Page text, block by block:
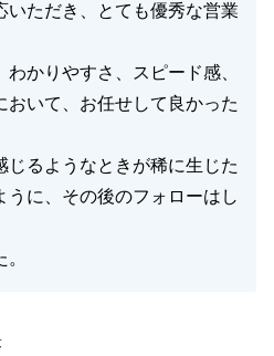
いただき、とても優秀な営業
かりやすさ、スピード感、
おいて、お任せして良かった
じるようなときが稀に生じた
うに、その後のフォローはし